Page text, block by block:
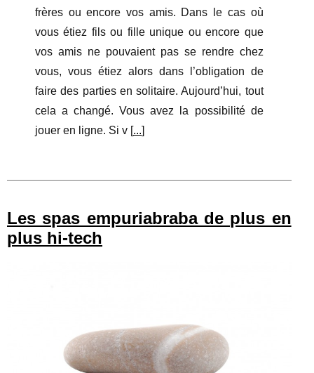
frères ou encore vos amis. Dans le cas où
vous étiez fils ou fille unique ou encore que
vos amis ne pouvaient pas se rendre chez
vous, vous étiez alors dans l’obligation de
faire des parties en solitaire. Aujourd’hui, tout
cela a changé. Vous avez la possibilité de
jouer en ligne. Si v [...]
Les spas empuriabraba de plus en
plus hi-tech